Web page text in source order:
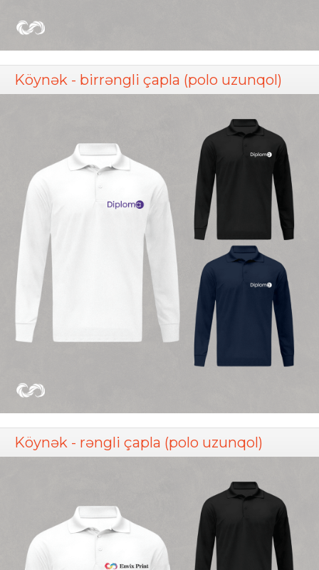
Köynək - birrəngli çapla (polo uzunqol)
Köynək - rəngli çapla (polo uzunqol)